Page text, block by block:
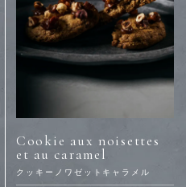
Cookie aux noisettes
et au caramel
クッキーノワゼットキャラメル